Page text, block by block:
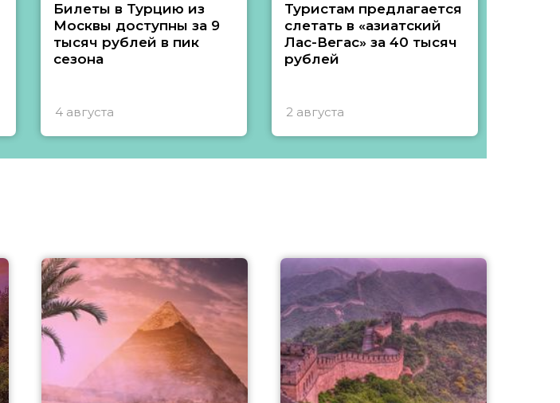
Билеты в Турцию из
Москвы доступны за 9
тысяч рублей в пик
сезона
4 августа
Туристам предлагается
слетать в «азиатский
Лас-Вегас» за 40 тысяч
рублей
2 августа